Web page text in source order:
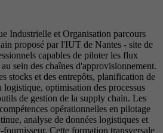
Industrielle et Organisation parcours
proposé par l'IUT de Nantes - site de
capables de piloter les flux
sein des chaînes d'approvisionnement.
stocks et des entrepôts, planification de
optimisation des processus
de gestion de la supply chain. Les
opérationnelles en pilotage
analyse de données logistiques et
Cette formation transversale